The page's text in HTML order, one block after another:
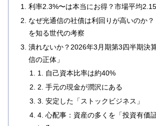
利率2.3%〜は本当にお得？市場平均
なぜ光通信の社債は利回りが高いのか？
を知る世代の考察
潰れないか？2026年3月期第3四半期決
信の正体」
1. 自己資本比率は約40%
2. 手元の現金が潤沢にある
3. 安定した「ストックビジネス」
4. 心配事：資産の多くを「投資有価